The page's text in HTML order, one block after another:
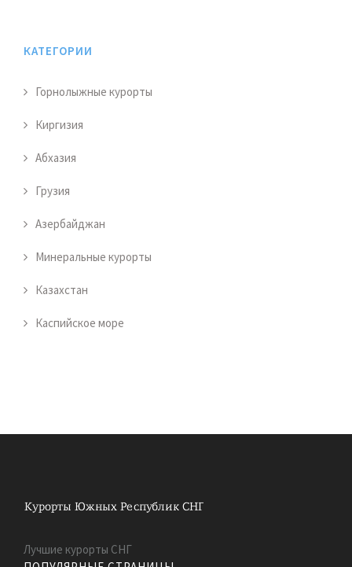
КАТЕГОРИИ
Горнолыжные курорты
Киргизия
Абхазия
Грузия
Азербайджан
Минеральные курорты
Казахстан
Каспийское море
Лучшие курорты СНГ